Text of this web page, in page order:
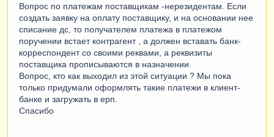
Вопрос по платежам поставщикам -нерезидентам. Если
создать заявку на оплату поставщику, и на основании нее
списание дс, то получателем платежа в платежом
поручении встает контрагент , а должен вставать банк-
корреспондент со своими реквами, а реквизиты
поставщика прописываются в назначении.
Вопрос, кто как выходил из этой ситуации ? Мы пока
только придумали оформлять такие платежи в клиент-
банке и загружать в ерп.
Спасибо